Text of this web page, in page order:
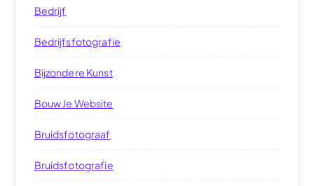
Bedrijf
Bedrijfsfotografie
Bijzondere Kunst
Bouw Je Website
Bruidsfotograaf
Bruidsfotografie